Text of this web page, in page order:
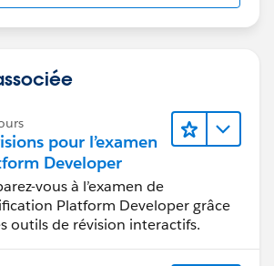
pour l’examen
Developer
vous à l’examen de
Platform Developer grâce
outils de révision interactifs.